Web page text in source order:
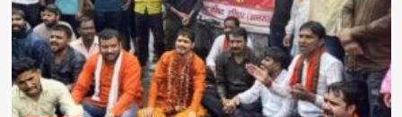
दल
का
प्रदर्शन,
सौंपा
ज्ञापन